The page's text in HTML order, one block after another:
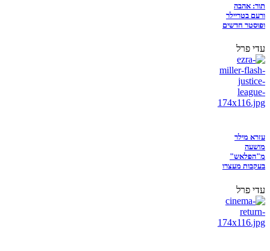
תור: אהבה
ורעם בטריילר
ופוסטר חדשים
עדי פרל
עזרא מילר
מושעה
מ"הפלאש"
בעקבות מעצרו
עדי פרל